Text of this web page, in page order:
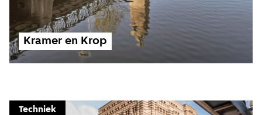
Kramer en Krop
Techniek